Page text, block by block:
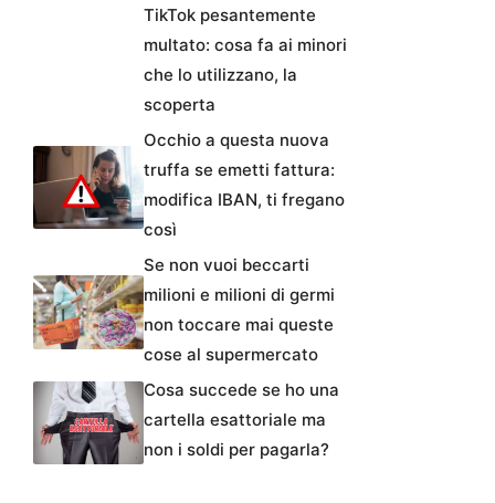
TikTok pesantemente
multato: cosa fa ai minori
che lo utilizzano, la
scoperta
Occhio a questa nuova
truffa se emetti fattura:
modifica IBAN, ti fregano
così
Se non vuoi beccarti
milioni e milioni di germi
non toccare mai queste
cose al supermercato
Cosa succede se ho una
cartella esattoriale ma
non i soldi per pagarla?